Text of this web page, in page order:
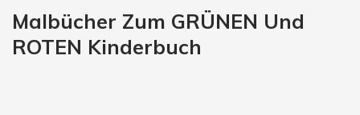
Malbücher Zum GRÜNEN Und
ROTEN Kinderbuch